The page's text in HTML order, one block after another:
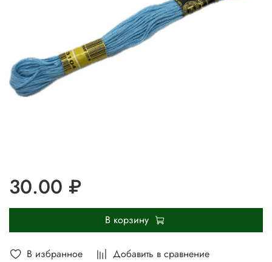
В избранное Добавить в сравнение
30.00 ₽
В корзину